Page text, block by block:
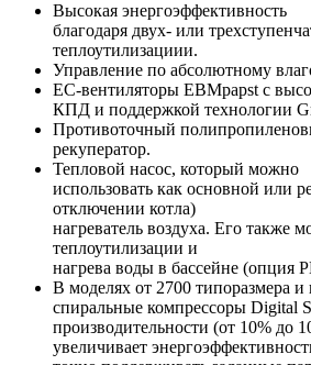
Высокая энергоэффективность
благодаря двух- или
теплоутилизациии.
Управление по абсолютному
EC-вентиляторы EBMpapst с
КПД и поддержкой технологии
Противоточный
рекуператор.
Тепловой насос, который можно
использовать как основной или
отключении котла)
нагреватель воздуха. Его также
теплоутилизации и
нагрева воды в бассейне (опция
В моделях от 2700 типоразмера и
спиральные компрессоры Digital
производительности (от 10% до
увеличивает